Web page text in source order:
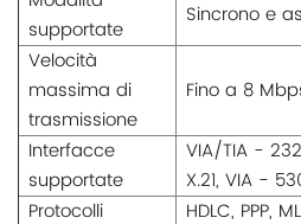
supportate
Sincrono e
Velocità
massima di
trasmissione
Fino a 8
Interfacce
supportate
VIA/TIA -
X.21, VIA -
Protocolli
HDLC, PPP,